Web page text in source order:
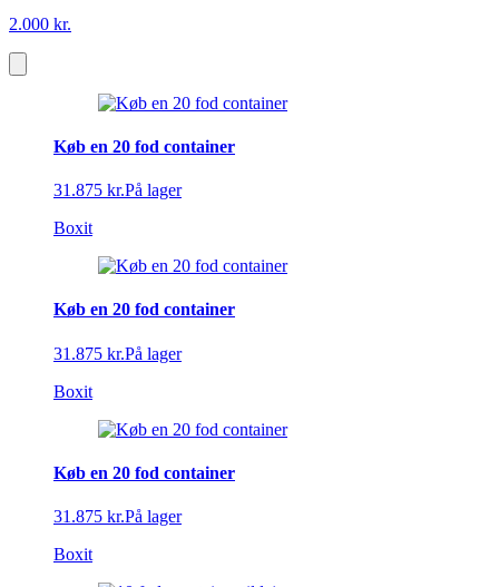
2.000 kr.
Køb en 20 fod container
31.875 kr.På lager
Boxit
Køb en 20 fod container
31.875 kr.På lager
Boxit
Køb en 20 fod container
31.875 kr.På lager
Boxit